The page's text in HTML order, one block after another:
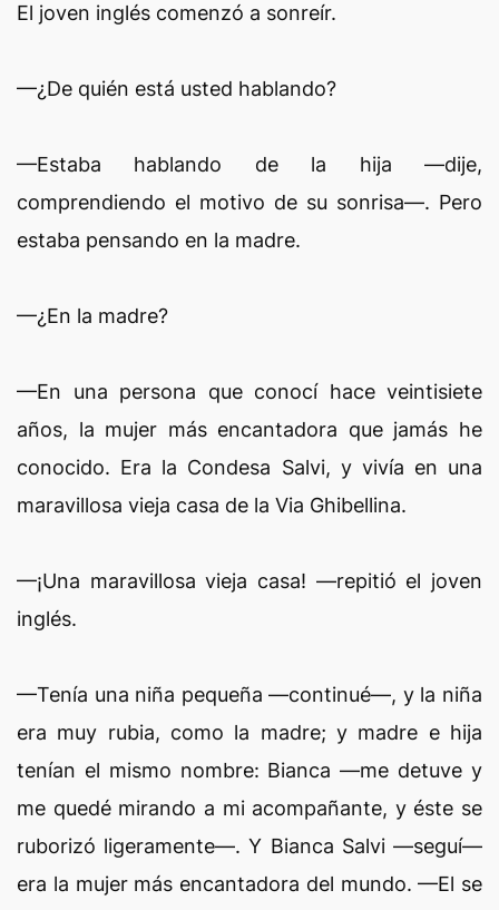
El joven inglés comenzó a sonreír.
—¿De quién está usted hablando?
—Estaba hablando de la hija —dije,
comprendiendo el motivo de su sonrisa—. Pero
estaba pensando en la madre.
—¿En la madre?
—En una persona que conocí hace veintisiete
años, la mujer más encantadora que jamás he
conocido. Era la Condesa Salvi, y vivía en una
maravillosa vieja casa de la Via Ghibellina.
—¡Una maravillosa vieja casa! —repitió el joven
inglés.
—Tenía una niña pequeña —continué—, y la niña
era muy rubia, como la madre; y madre e hija
tenían el mismo nombre: Bianca —me detuve y
me quedé mirando a mi acompañante, y éste se
ruborizó ligeramente—. Y Bianca Salvi —seguí—
era la mujer más encantadora del mundo. —El se